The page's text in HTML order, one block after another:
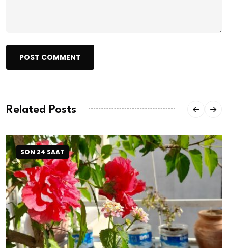
POST COMMENT
Related Posts
SON 24 SAAT